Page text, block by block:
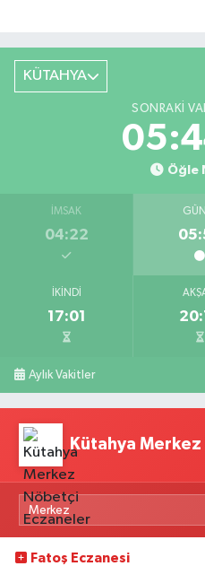
KÜTAHYA
SONRAKI
Öğle
İMSAK
04:22
İKINDI
17:01
Aylık Vakitler
Kütahya
Fatoş Eczanesi